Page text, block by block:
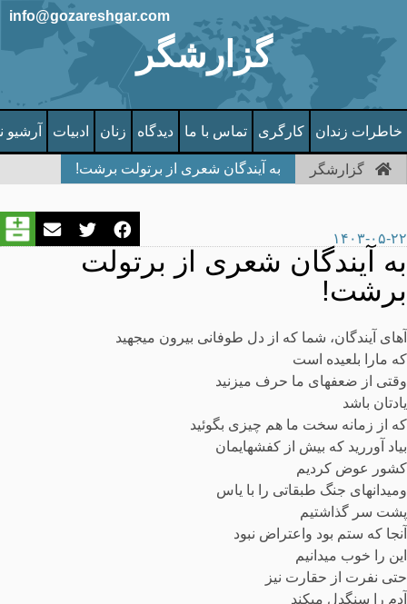
گزارشگر
info@gozareshgar.com
خاطرات زندان کارگری تماس با ما دیدگاه زنان ادبیات آرشیو
گزارشگر به آیندگان شعری از برتولت برشت!
۱۴۰۳-۰۵-۲۲
به آیندگان شعری از برتولت
برشت!
آهای آیندگان، شما که از دل طوفانی بیرون می­جهید
که مارا بلعیده است
وقتی از ضعف­های ما حرف می­زنید
یادتان باشد
که از زمانه سخت ما هم چیزی بگوئید
بیاد آوررید که بیش از کفش­هایمان
کشور عوض کردیم
ومیدانهای جنگ طبقاتی را با یاس
پشت سر گذاشتیم
آنجا که ستم بود واعتراض نبود
این را خوب می­دانیم
حتی نفرت از حقارت نیز
آدم را سنگدل می­کند